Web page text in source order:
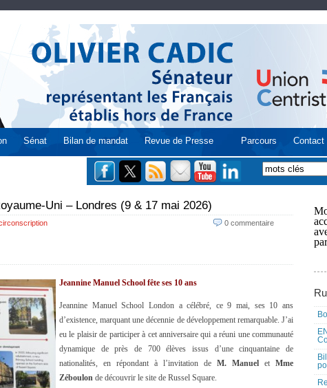
Sénat Bilan de mandat Revue de Presse Parcours Contact
Uni – Londres (9 & 17 mai 2026)
0 commentaire
Jeannine Manuel School fête ses 10 ans
Jeannine Manuel School London a célébré, ce 9 mai, ses 10 ans
d’existence, marquant une décennie de développement remarquable. J’ai
eu le plaisir de participer à cet anniversaire qui a réuni une communauté
dynamique de près de 700 élèves issus d’une cinquantaine de
nationalités, en répondant à l’invitation de M. Manuel et Mme
Zéboulon de découvrir le site de Russel Square.